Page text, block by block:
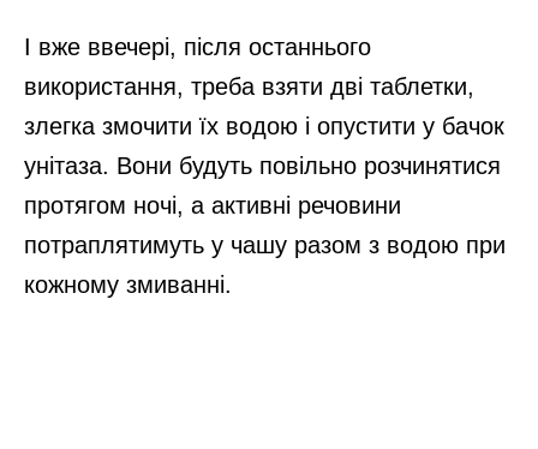
І вже ввечері, після останнього
використання, треба взяти дві таблетки,
злегка змочити їх водою і опустити у бачок
унітаза. Вони будуть повільно розчинятися
протягом ночі, а активні речовини
потраплятимуть у чашу разом з водою при
кожному змиванні.